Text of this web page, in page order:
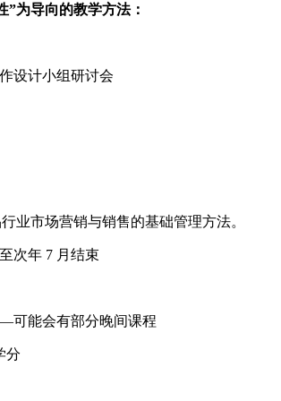
”为导向的教学方法：
设计小组研讨会
业市场营销与销售的基础管理方法。
次年 7 月结束
可能会有部分晚间课程
分